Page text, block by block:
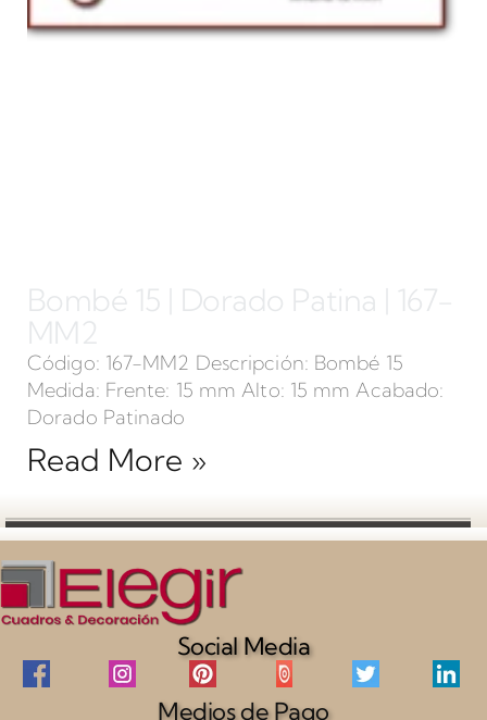
Bombé 15 | Dorado Patina | 167-
MM2
Código: 167-MM2 Descripción: Bombé 15
Medida: Frente: 15 mm Alto: 15 mm Acabado:
Dorado Patinado
Read More »
Social Media
Medios de Pago